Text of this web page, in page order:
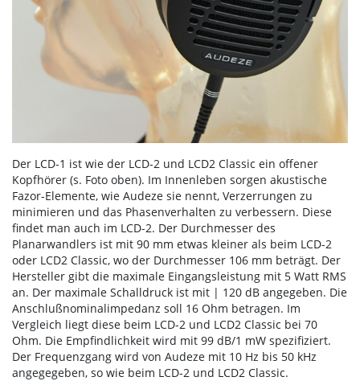
Der LCD-1 ist wie der LCD-2 und LCD2 Classic ein offener
Kopfhörer (s. Foto oben). Im Innenleben sorgen akustische
Fazor-Elemente, wie Audeze sie nennt, Verzerrungen zu
minimieren und das Phasenverhalten zu verbessern. Diese
findet man auch im LCD-2. Der Durchmesser des
Planarwandlers ist mit 90 mm etwas kleiner als beim LCD-2
oder LCD2 Classic, wo der Durchmesser 106 mm beträgt. Der
Hersteller gibt die maximale Eingangsleistung mit 5 Watt RMS
an. Der maximale Schalldruck ist mit | 120 dB angegeben. Die
Anschlußnominalimpedanz soll 16 Ohm betragen. Im
Vergleich liegt diese beim LCD-2 und LCD2 Classic bei 70
Ohm. Die Empfindlichkeit wird mit 99 dB/1 mW spezifiziert.
Der Frequenzgang wird von Audeze mit 10 Hz bis 50 kHz
angegegeben, so wie beim LCD-2 und LCD2 Classic.